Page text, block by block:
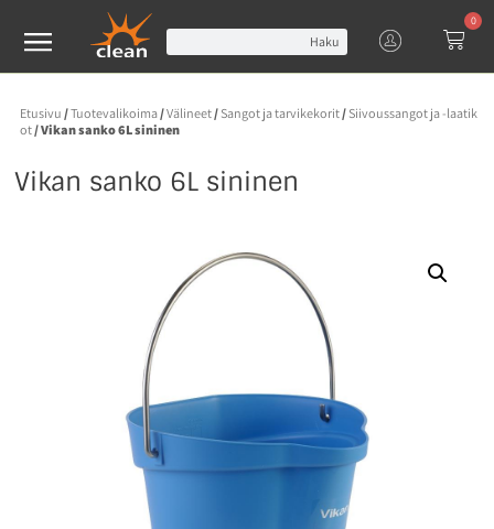
Haku
0
Etusivu /Tuotevalikoima/Välineet/ Sangot ja tarvikekorit/ Siivoussangot ja -laatik
ot/ Vikan sanko 6L sininen
Vikan sanko 6L sininen